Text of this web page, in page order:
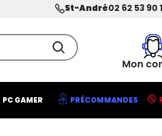
St-André02 62 53 90
Mon
PC GAMER PRÉCOMMANDES